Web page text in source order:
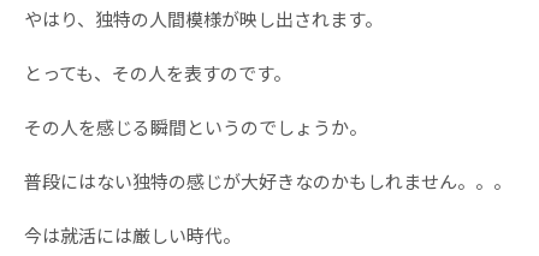
やはり、独特の人間模様が映し出されます。
とっても、その人を表すのです。
その人を感じる瞬間というのでしょうか。
普段にはない独特の感じが大好きなのかもしれません。。。
今は就活には厳しい時代。